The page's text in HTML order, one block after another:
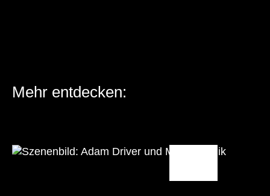
Mehr entdecken: